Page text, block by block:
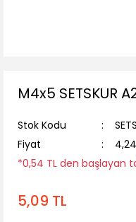
M4x5 SETSKUR
Stok Kodu
Fiyat
*0,54 TL den başlayan
5,09 TL